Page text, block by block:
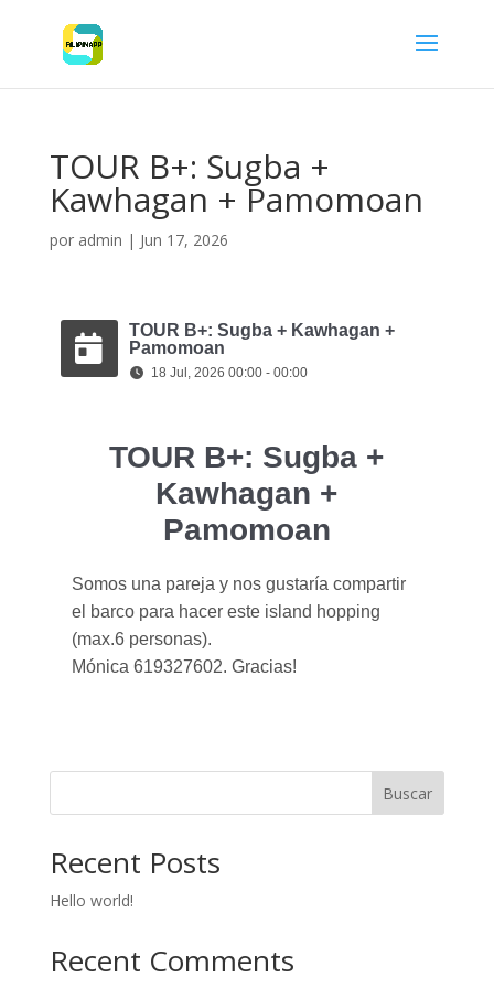
TOUR B+: Sugba +
Kawhagan + Pamomoan
por admin | Jun 17, 2026
TOUR B+: Sugba + Kawhagan +
Pamomoan
18 Jul, 2026 00:00 - 00:00
TOUR B+: Sugba +
Kawhagan +
Pamomoan
Somos una pareja y nos gustaría compartir
el barco para hacer este island hopping
(max.6 personas).
Mónica 619327602. Gracias!
Buscar
Recent Posts
Hello world!
Recent Comments